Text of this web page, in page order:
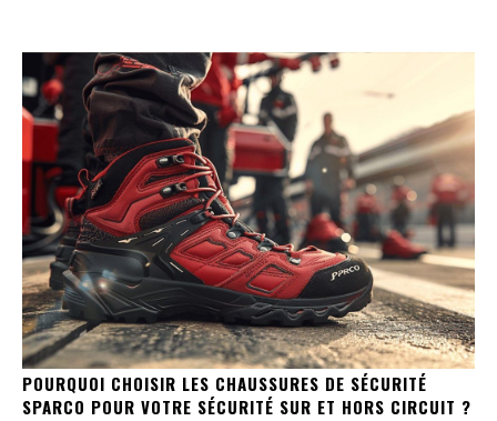
POURQUOI CHOISIR LES CHAUSSURES DE SÉCURITÉ
SPARCO POUR VOTRE SÉCURITÉ SUR ET HORS CIRCUIT ?